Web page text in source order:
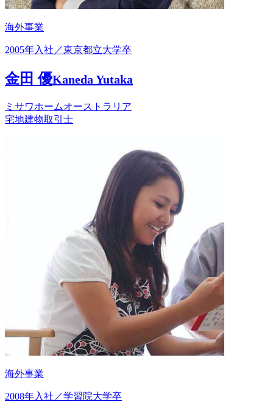
海外事業
2005年入社／東京都立大学卒
金田 優Kaneda Yutaka
ミサワホームオーストラリア
宅地建物取引士
海外事業
2008年入社／学習院大学卒